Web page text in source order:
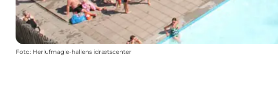
Foto: Herlufmagle-hallens idrætscenter